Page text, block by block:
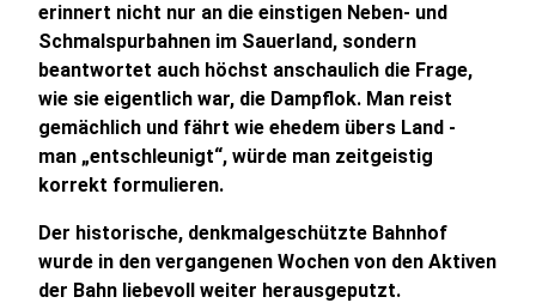
erinnert nicht nur an die einstigen Neben- und
Schmalspurbahnen im Sauerland, sondern
beantwortet auch höchst anschaulich die Frage,
wie sie eigentlich war, die Dampflok. Man reist
gemächlich und fährt wie ehedem übers Land -
man „entschleunigt“, würde man zeitgeistig
korrekt formulieren.
Der historische, denkmalgeschützte Bahnhof
wurde in den vergangenen Wochen von den Aktiven
der Bahn liebevoll weiter herausgeputzt.